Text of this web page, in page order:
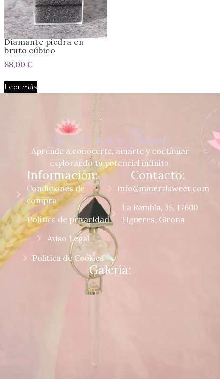
Diamante piedra en
bruto cúbico
88,00 €
Leer más
Aprende a conocerte, amarte y continuar
explorando tu potencial infinito.
Información:
Condiciones de
compra
Política de privacidad
Aviso Legal
Politíca de Cookies
Contacto:
info@mineralsweet.com
La Rambla, 35, 17600
Figueres, Girona
Galería: